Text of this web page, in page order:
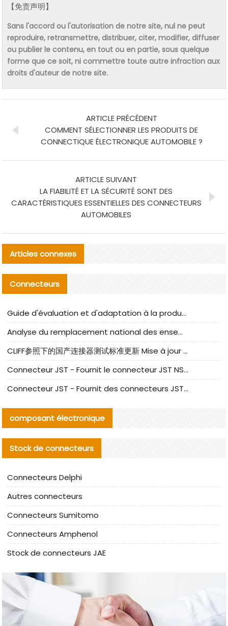
【免责声明】
Sans l'accord ou l'autorisation de notre site, nul ne peut
reproduire, retransmettre, distribuer, citer, modifier, diffuser
ou publier le contenu, en tout ou en partie, sous quelque
forme que ce soit, ni commettre toute autre infraction aux
droits d'auteur de notre site.
ARTICLE PRÉCÉDENT
COMMENT SÉLECTIONNER LES PRODUITS DE
CONNECTIQUE ÉLECTRONIQUE AUTOMOBILE ?
ARTICLE SUIVANT
LA FIABILITÉ ET LA SÉCURITÉ SONT DES
CARACTÉRISTIQUES ESSENTIELLES DES CONNECTEURS
AUTOMOBILES
Articles connexes
Connecteurs
Guide d'évaluation et d'adaptation à la production des composants de câbles nationaux CNC Tech
Analyse du remplacement national des ensembles de câbles à fréquence élevée I-PEX
CLIFF参照下的国产连接器测试标准更新 Mise à jour des normes de test des connecteurs nationaux sous la référence CLIFF
Connecteur JST - Fournit le connecteur JST NSHR-02V-S original | Équivalent
Connecteur JST - Fournit des connecteurs JST GHR-09V-S authentiques et des produits de remplacement|
composant électronique
Stock de connecteurs
Connecteurs Delphi
Autres connecteurs
Connecteurs Sumitomo
Connecteurs Amphenol
Stock de connecteurs JAE